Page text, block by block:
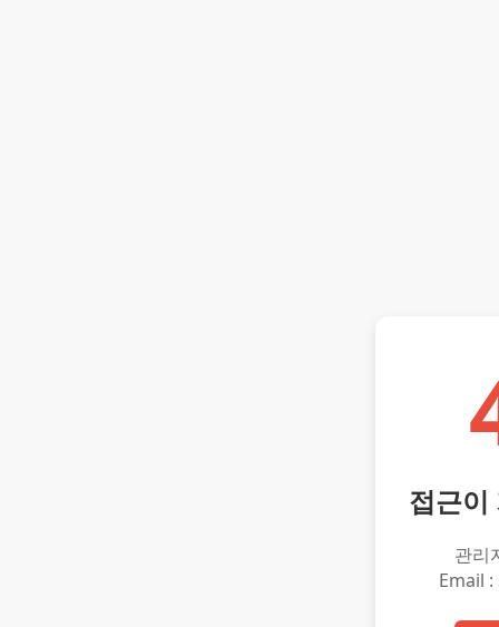
접근이
관리
Email